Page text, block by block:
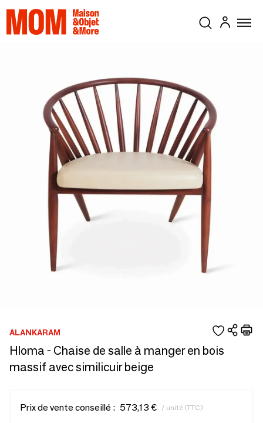
ALANKARAM
Hloma - Chaise de salle à manger en bois
massif avec similicuir beige
Prix de vente conseillé : 573,13 € / unité (TTC)